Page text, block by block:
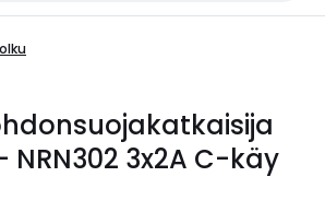
NRN302 3x2A C-käy